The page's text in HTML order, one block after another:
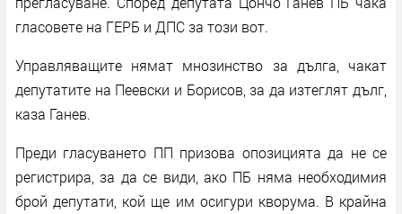
гласовете на ГЕРБ и ДПС за този вот.
Управляващите нямат мнозинство за дълга, чакат
депутатите на Пеевски и Борисов, за да изтеглят дълг,
каза Ганев.
Преди гласуването ПП призова опозицията да не се
регистрира, за да се види, ако ПБ няма необходимия
брой депутати, кой ще им осигури кворума. В крайна